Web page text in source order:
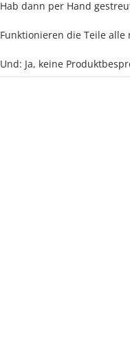
Hab dann per Hand
Funktionieren die Teile
Und: Ja, keine